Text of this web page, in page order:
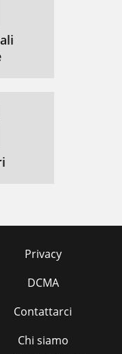
Privacy
DCMA
Contattarci
Chi siamo